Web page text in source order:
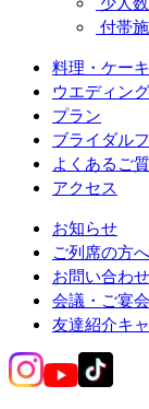
付帯
料理・ケーキ
ウエディン
プラン
ブライダル
よくあるご
アクセス
お知らせ
ご列席の方へ
お問い合わ
会議・ご宴会
友達紹介キ